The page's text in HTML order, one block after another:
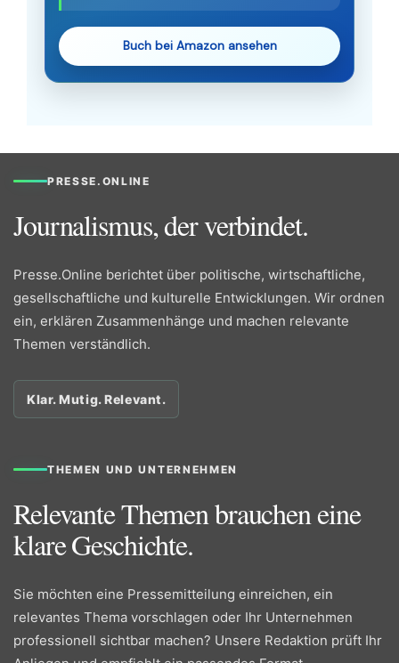
Buch bei Amazon ansehen
PRESSE.ONLINE
Journalismus, der verbindet.
Presse.Online berichtet über politische, wirtschaftliche,
gesellschaftliche und kulturelle Entwicklungen. Wir ordnen
ein, erklären Zusammenhänge und machen relevante
Themen verständlich.
Klar. Mutig. Relevant.
THEMEN UND UNTERNEHMEN
Relevante Themen brauchen eine
klare Geschichte.
Sie möchten eine Pressemitteilung einreichen, ein
relevantes Thema vorschlagen oder Ihr Unternehmen
professionell sichtbar machen? Unsere Redaktion prüft Ihr